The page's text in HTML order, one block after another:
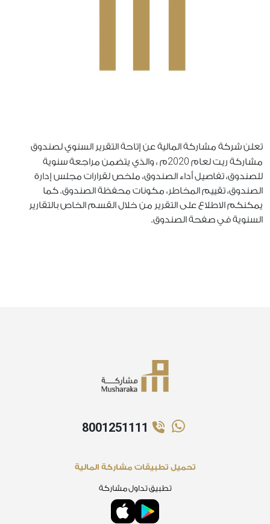
تعلن شركة مشاركة المالية عن إتاحة التقرير السنوي لصندوق
مشاركة ريت لعام 2020م ، والذي يتضمن مراجعة سنوية
للصندوق، تفاصيل أداء الصندوق، ملخص لقرارات مجلس إدارة
الصندوق، تقييم المخاطر، مكونات محفظة الصندوق. كما
يمكنكم الاطلاع على التقرير من خلال القسم الخاص بالتقارير
السنوية في صفحة الصندوق.
8001251111
تحميل تطبيقات مشاركة المالية
تطبيق تداول مشاركة